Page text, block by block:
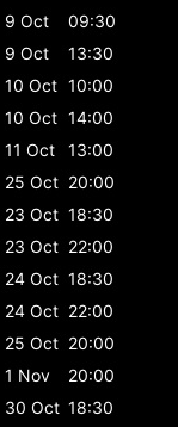
9 Oct
09:30
9 Oct
13:30
10 Oct 10:00
10 Oct 14:00
11 Oct
13:00
25 Oct 20:00
23 Oct 18:30
23 Oct 22:00
24 Oct 18:30
24 Oct 22:00
25 Oct 20:00
1 Nov
20:00
30 Oct 18:30